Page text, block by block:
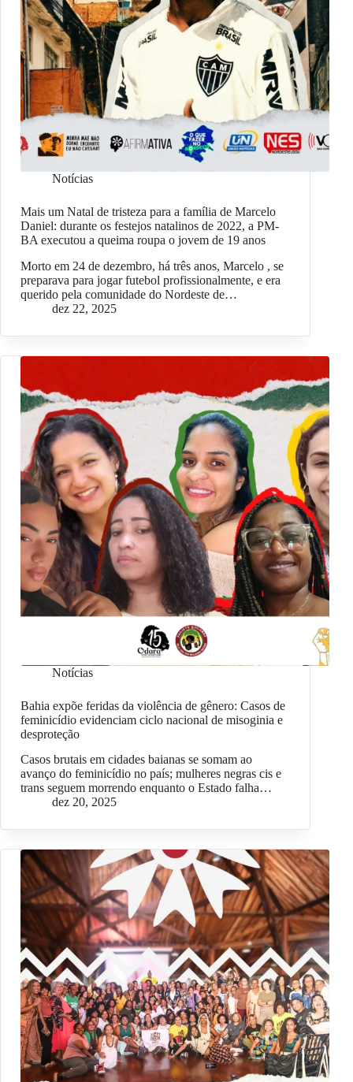
Notícias
Mais um Natal de tristeza para a família de Marcelo
Daniel: durante os festejos natalinos de 2022, a PM-
BA executou a queima roupa o jovem de 19 anos
Morto em 24 de dezembro, há três anos, Marcelo , se
preparava para jogar futebol profissionalmente, e era
querido pela comunidade do Nordeste de…
dez 22, 2025
Notícias
Bahia expõe feridas da violência de gênero: Casos de
feminicídio evidenciam ciclo nacional de misoginia e
desproteção
Casos brutais em cidades baianas se somam ao
avanço do feminicídio no país; mulheres negras cis e
trans seguem morrendo enquanto o Estado falha…
dez 20, 2025